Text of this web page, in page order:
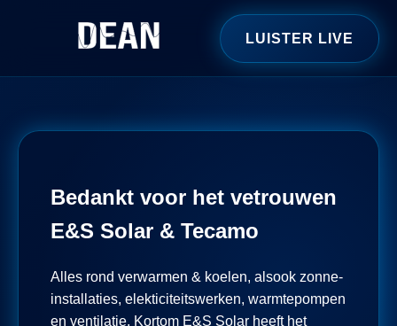
LUISTER LIVE
Bedankt voor het vetrouwen
E&S Solar & Tecamo
Alles rond verwarmen & koelen, alsook zonne-
installaties, elekticiteitswerken, warmtepompen
en ventilatie. Kortom E&S Solar heeft het